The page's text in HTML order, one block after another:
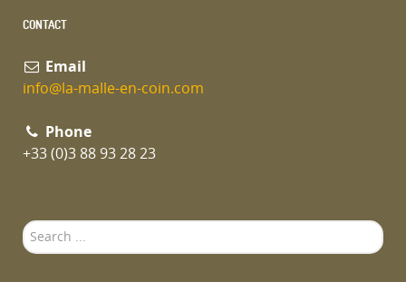
CONTACT
Email
info@la-malle-en-coin.com
Phone
+33 (0)3 88 93 28 23
Search
...